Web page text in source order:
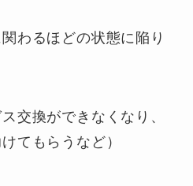
わるほどの状態に陥り
交換ができなくなり、
てもらうなど）